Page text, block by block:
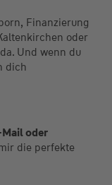
Finanzierung
oder
Und wenn du
dich
oder
die perfekte